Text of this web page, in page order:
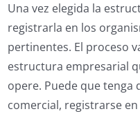
Una vez elegida la
registrarla en los
pertinentes. El proceso
estructura empresarial
opere. Puede que tenga
comercial, registrarse